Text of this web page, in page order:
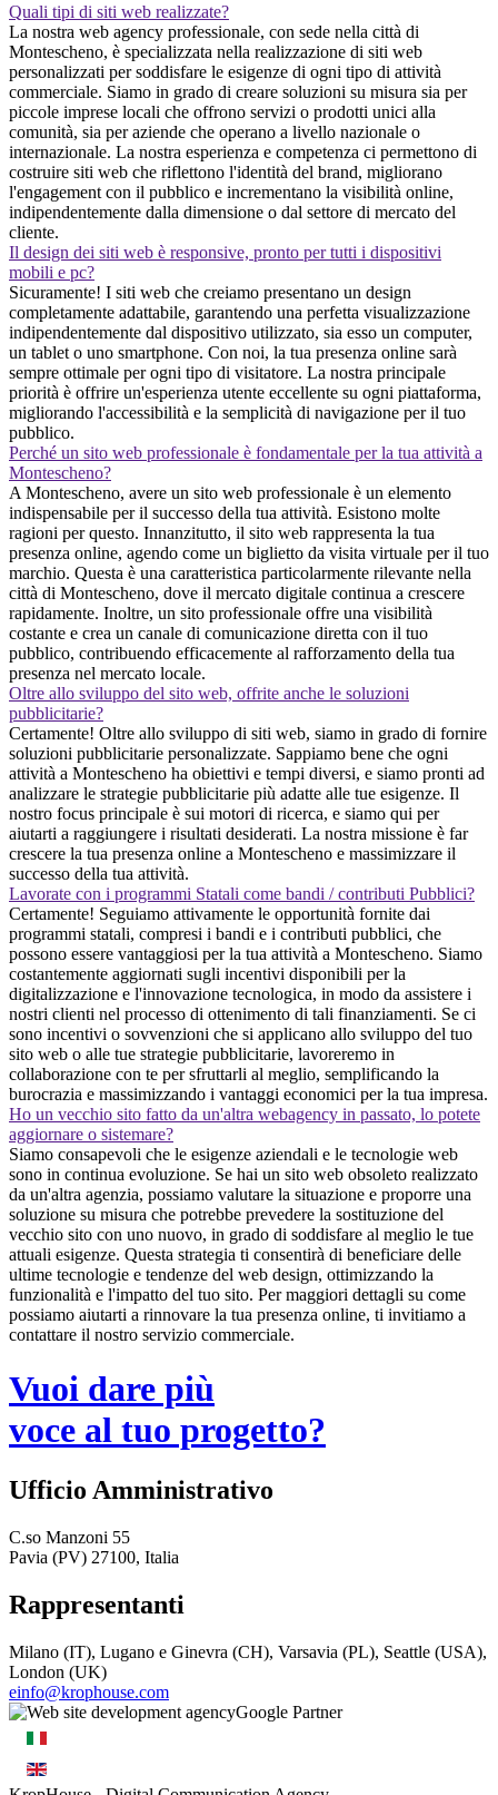
Quali tipi di siti web realizzate?
La nostra web agency professionale, con sede nella città di
Montescheno, è specializzata nella realizzazione di siti web
personalizzati per soddisfare le esigenze di ogni tipo di attività
commerciale. Siamo in grado di creare soluzioni su misura sia per
piccole imprese locali che offrono servizi o prodotti unici alla
comunità, sia per aziende che operano a livello nazionale o
internazionale. La nostra esperienza e competenza ci permettono di
costruire siti web che riflettono l'identità del brand, migliorano
l'engagement con il pubblico e incrementano la visibilità online,
indipendentemente dalla dimensione o dal settore di mercato del
cliente.
Il design dei siti web è responsive, pronto per tutti i dispositivi
mobili e pc?
Sicuramente! I siti web che creiamo presentano un design
completamente adattabile, garantendo una perfetta visualizzazione
indipendentemente dal dispositivo utilizzato, sia esso un computer,
un tablet o uno smartphone. Con noi, la tua presenza online sarà
sempre ottimale per ogni tipo di visitatore. La nostra principale
priorità è offrire un'esperienza utente eccellente su ogni piattaforma,
migliorando l'accessibilità e la semplicità di navigazione per il tuo
pubblico.
Perché un sito web professionale è fondamentale per la tua attività a
Montescheno?
A Montescheno, avere un sito web professionale è un elemento
indispensabile per il successo della tua attività. Esistono molte
ragioni per questo. Innanzitutto, il sito web rappresenta la tua
presenza online, agendo come un biglietto da visita virtuale per il tuo
marchio. Questa è una caratteristica particolarmente rilevante nella
città di Montescheno, dove il mercato digitale continua a crescere
rapidamente. Inoltre, un sito professionale offre una visibilità
costante e crea un canale di comunicazione diretta con il tuo
pubblico, contribuendo efficacemente al rafforzamento della tua
presenza nel mercato locale.
Oltre allo sviluppo del sito web, offrite anche le soluzioni
pubblicitarie?
Certamente! Oltre allo sviluppo di siti web, siamo in grado di fornire
soluzioni pubblicitarie personalizzate. Sappiamo bene che ogni
attività a Montescheno ha obiettivi e tempi diversi, e siamo pronti ad
analizzare le strategie pubblicitarie più adatte alle tue esigenze. Il
nostro focus principale è sui motori di ricerca, e siamo qui per
aiutarti a raggiungere i risultati desiderati. La nostra missione è far
crescere la tua presenza online a Montescheno e massimizzare il
successo della tua attività.
Lavorate con i programmi Statali come bandi / contributi Pubblici?
Certamente! Seguiamo attivamente le opportunità fornite dai
programmi statali, compresi i bandi e i contributi pubblici, che
possono essere vantaggiosi per la tua attività a Montescheno. Siamo
costantemente aggiornati sugli incentivi disponibili per la
digitalizzazione e l'innovazione tecnologica, in modo da assistere i
nostri clienti nel processo di ottenimento di tali finanziamenti. Se ci
sono incentivi o sovvenzioni che si applicano allo sviluppo del tuo
sito web o alle tue strategie pubblicitarie, lavoreremo in
collaborazione con te per sfruttarli al meglio, semplificando la
burocrazia e massimizzando i vantaggi economici per la tua impresa.
Ho un vecchio sito fatto da un'altra webagency in passato, lo potete
aggiornare o sistemare?
Siamo consapevoli che le esigenze aziendali e le tecnologie web
sono in continua evoluzione. Se hai un sito web obsoleto realizzato
da un'altra agenzia, possiamo valutare la situazione e proporre una
soluzione su misura che potrebbe prevedere la sostituzione del
vecchio sito con uno nuovo, in grado di soddisfare al meglio le tue
attuali esigenze. Questa strategia ti consentirà di beneficiare delle
ultime tecnologie e tendenze del web design, ottimizzando la
funzionalità e l'impatto del tuo sito. Per maggiori dettagli su come
possiamo aiutarti a rinnovare la tua presenza online, ti invitiamo a
contattare il nostro servizio commerciale.
Vuoi dare più
voce al tuo progetto?
Ufficio Amministrativo
C.so Manzoni 55
Pavia (PV) 27100, Italia
Rappresentanti
Milano (IT), Lugano e Ginevra (CH), Varsavia (PL), Seattle (USA),
London (UK)
einfo@krophouse.com